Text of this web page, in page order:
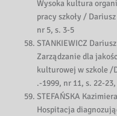
Wysoka kultura
pracy szkoły /
nr 5, s. 3-5
STANKIEWICZ Dariusz
Zarządzanie dla
kulturowej w szkole /
.-1999, nr 11, s. 22-
STEFAŃSKA Kazimiera
Hospitacja